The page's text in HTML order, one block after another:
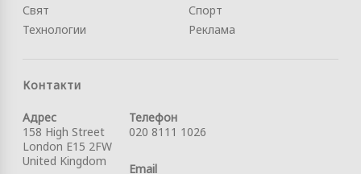
Свят
Технологии
Спорт
Реклама
Контакти
Адрес
158 High Street
London E15 2FW
United Kingdom
Телефон
020 8111 1026
Email